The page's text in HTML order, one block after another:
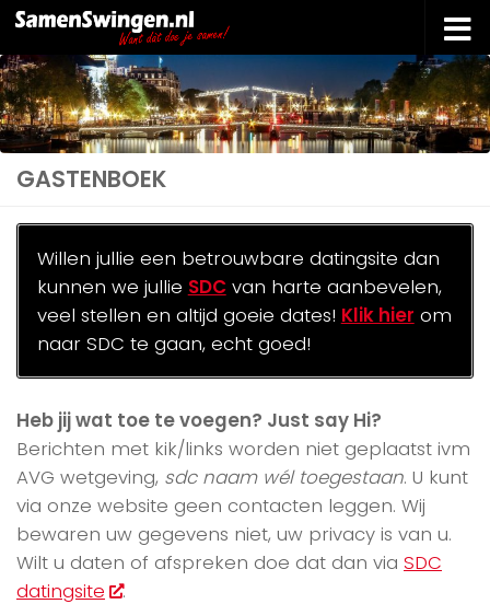
Doorgaan naar inhoud
GASTENBOEK
Willen jullie een betrouwbare datingsite dan
kunnen we jullie SDCvan harte aanbevelen,
veel stellen en altijd goeie dates! Klik hier om
naar SDC te gaan, echt goed!
Heb jij wat toe te voegen? Just say Hi?
Berichten met kik/links worden niet geplaatst ivm
AVG wetgeving, sdc naam wél toegestaan. U kunt
via onze website geen contacten leggen. Wij
bewaren uw gegevens niet, uw privacy is van u.
Wilt u daten of afspreken doe dat dan via SDC
datingsite
.